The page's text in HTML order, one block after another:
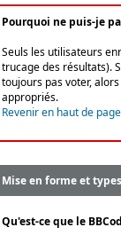
Pourquoi ne puis-je
Seuls les utilisateurs
trucage des résultats).
toujours pas voter,
appropriés.
Revenir en haut de page
Mise en forme et
Qu'est-ce que le